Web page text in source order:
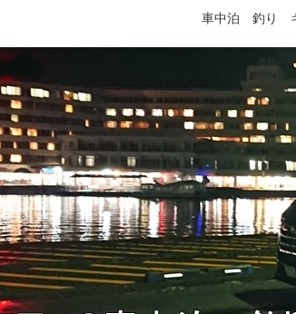
車中泊 釣り キ